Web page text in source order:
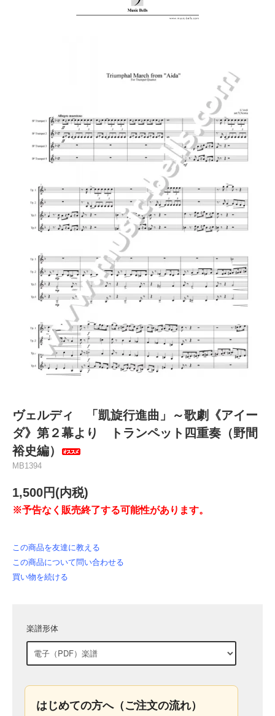
ヴェルディ 「凱旋行進曲」～歌劇《アイー
ダ》第２幕より トランペット四重奏（野間
裕史編）
MB1394
1,500円(内税)
※予告なく販売終了する可能性があります。
この商品を友達に教える
この商品について問い合わせる
買い物を続ける
楽譜形体
はじめての方へ（ご注文の流れ）